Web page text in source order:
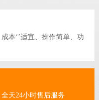
本‘’适宜、操作简单、功
天24小时售后服务